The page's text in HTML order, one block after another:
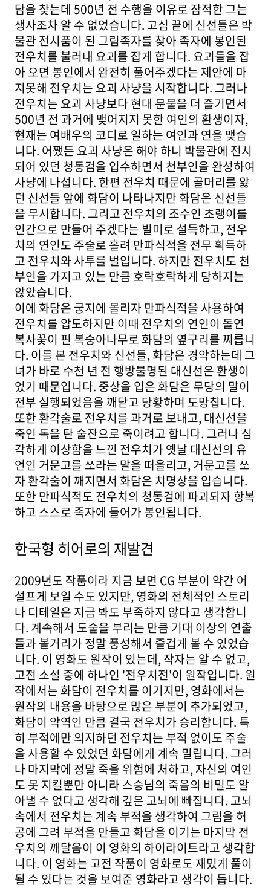
담을 찾는데 500년 전 수행을 이유로 잠적한 그는
생사조차 알 수 없었습니다. 고심 끝에 신선들은 박
물관 전시품이 된 그림족자를 찾아 족자에 봉인된
전우치를 불러내 요괴를 잡게 합니다. 요괴들을 잡
아 오면 봉인에서 완전히 풀어주겠다는 제안에 마
지못해 전우치는 요괴 사냥을 시작합니다. 그러나
전우치는 요괴 사냥보다 현대 문물을 더 즐기면서
500년 전 과거에 맺어지지 못한 여인의 환생이자,
현재는 여배우의 코디로 일하는 여인과 연을 맺습
니다. 어쨌든 요괴 사냥은 해야 하니 박물관에 전시
되어 있던 청동검을 입수하면서 천부인을 완성하여
사냥에 나섭니다. 한편 전우치 때문에 골머리를 앓
던 신선들 앞에 화담이 나타나지만 화담은 신선들
을 무시합니다. 그리고 전우치의 조수인 초랭이를
인간으로 만들어 주겠다는 빌미로 설득하고, 전우
치의 연인도 주술로 홀려 만파식적을 전무 획득하
고 전우치와 사투를 벌입니다. 하지만 전우치도 천
부인을 가지고 있는 만큼 호락호락하게 당하지는
않았습니다.
이에 화담은 궁지에 몰리자 만파식적을 사용하여
전우치를 압도하지만 이때 전우치의 연인이 돌연
복사꽃이 핀 복숭아나무로 화담의 옆구리를 찌릅니
다. 이를 본 전우치와 신선들, 화담은 경악하는데 그
녀가 바로 수천 년 전 행방불명된 대신선은 환생이
었기 때문입니다. 중상을 입은 화담은 무당의 말이
전부 실행되었음을 깨닫고 당황하며 도망칩니다.
또한 환각술로 전우치를 과거로 보내고, 대신선을
죽인 독을 탄 술잔으로 죽이려고 합니다. 그러나 심
각하게 이상함을 느낀 전우치가 옛날 대신선의 유
언인 거문고를 쏘라는 말을 떠올리고, 거문고를 쏘
자 환각술이 깨지면서 화담은 치명상을 입습니다.
또한 만파식적도 전우치의 청동검에 파괴되자 항복
하고 스스로 족자에 들어가 봉인됩니다.
한국형 히어로의 재발견
2009년도 작품이라 지금 보면 CG 부분이 약간 어
설프게 보일 수도 있지만, 영화의 전체적인 스토리
나 디테일은 지금 봐도 부족하지 않다고 생각합니
다. 계속해서 도술을 부리는 만큼 기대 이상의 연출
들과 볼거리가 정말 풍성해서 즐겁게 볼 수 있었습
니다. 이 영화도 원작이 있는데, 작자는 알 수 없고,
고전 소설 중에 하나인 '전우치전'이 원작입니다. 원
작에서는 화담이 전우치를 이기지만, 영화에서는
원작의 내용을 바탕으로 많은 부분이 추가되었고,
화담이 악역인 만큼 결국 전우치가 승리합니다. 특
히 부적에만 의지하던 전우치는 부적 없이도 주술
을 사용할 수 있었던 화담에게 계속 밀립니다. 그러
나 마지막에 정말 죽을 위험에 처하고, 자신의 여인
도 못 지킬뿐만 아니라 스승님의 죽음의 비밀도 알
아낼 수 없다고 생각해 깊은 고뇌에 빠집니다. 고뇌
속에서 전우치는 계속 부적을 생각하여 그림을 허
공에 그려 부적을 만들고 화담을 이기는 마지막 전
우치의 깨달음이 이 영화의 하이라이트라고 생각합
니다. 이 영화는 고전 작품이 영화로도 재밌게 풀이
될 수 있다는 것을 보여준 영화라고 생각이 듭니다.